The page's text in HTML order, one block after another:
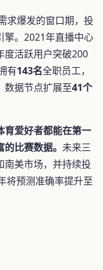
求爆发的窗口期，投
擎。2021年直播中心
活跃用户突破200
有143名全职员工，
数据节点扩展至41个
育爱好者都能在第一
比赛数据。 未来三
南美市场，并持续投
将预测准确率提升至